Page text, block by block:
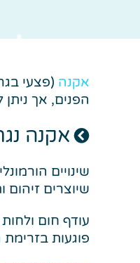
אקנה (פצעי
הפנים, אך
אקנה
שינויים
שיוצרים
עודף חום
פוגעות בזרימת